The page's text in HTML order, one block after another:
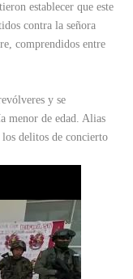
establecer que este
contra la señora
comprendidos entre
y se
menor de edad. Alias
delitos de concierto